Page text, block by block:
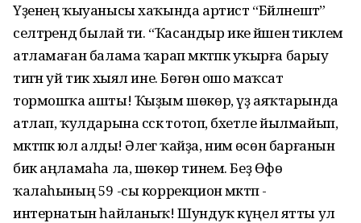
Үҙенең ҡыуанысы хаҡында артист “Бәйләнештә”
селтәрендә былай ти. “Ҡасандыр ике йәшенә тиклем
атламаған балама ҡарап мәктәпкә уҡырға барыу
тигән уй тик хыял ине. Бөгөн ошо маҡсат
тормошҡа ашты! Ҡыҙым шөкөр, үҙ аяҡтарында
атлап, ҡулдарына сәскә тотоп, бәхетле йылмайып,
мәктәпкә юл алды! Әлегә ҡайҙа, нимә өсөн барғанын
бик аңламаһа ла, шөкөр тинем. Беҙ Өфө
ҡалаһының 59 -сы коррекцион мәктәп -
интернатын һайланыҡ! Шундуҡ күңел ятты ул